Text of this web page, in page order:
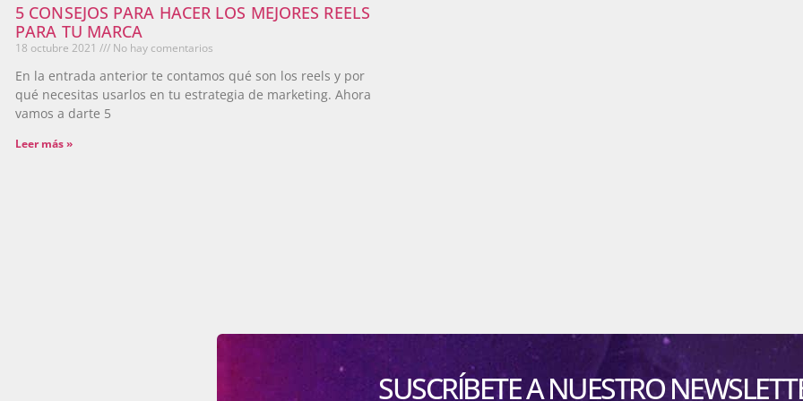
5 CONSEJOS PARA HACER LOS MEJORES REELS
PARA TU MARCA
18 octubre 2021 No hay comentarios
En la entrada anterior te contamos qué son los reels y por
qué necesitas usarlos en tu estrategia de marketing. Ahora
vamos a darte 5
Leer más »
SUSCRÍBETE A NUESTRO